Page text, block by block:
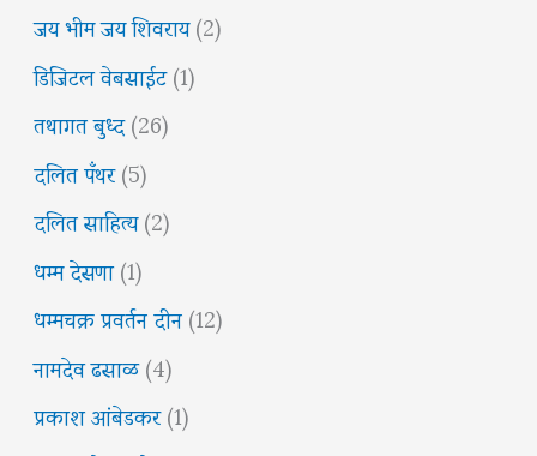
जय भीम जय शिवराय(2)
डिजिटल वेबसाईट(1)
तथागत बुध्द(26)
दलित पँथर(5)
दलित साहित्य(2)
धम्म देसणा(1)
धम्मचक्र प्रवर्तन दीन(12)
नामदेव ढसाळ(4)
प्रकाश आंबेडकर(1)